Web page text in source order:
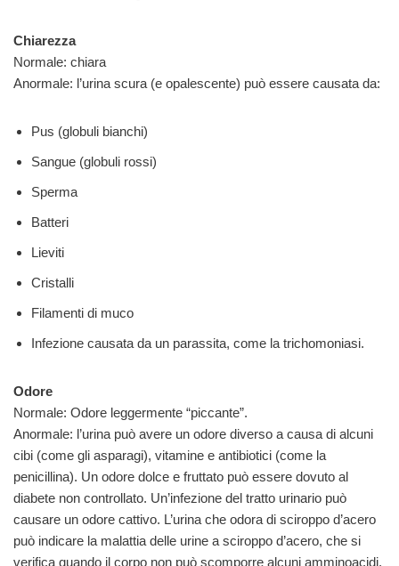
Chiarezza
Normale: chiara
Anormale: l’urina scura (e opalescente) può essere causata da:
Pus (globuli bianchi)
Sangue (globuli rossi)
Sperma
Batteri
Lieviti
Cristalli
Filamenti di muco
Infezione causata da un parassita, come la trichomoniasi.
Odore
Normale: Odore leggermente “piccante”.
Anormale: l’urina può avere un odore diverso a causa di alcuni
cibi (come gli asparagi), vitamine e antibiotici (come la
penicillina). Un odore dolce e fruttato può essere dovuto al
diabete non controllato. Un’infezione del tratto urinario può
causare un odore cattivo. L’urina che odora di sciroppo d’acero
può indicare la malattia delle urine a sciroppo d’acero, che si
verifica quando il corpo non può scomporre alcuni amminoacidi.